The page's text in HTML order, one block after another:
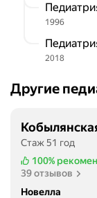
1996
2018
Другие
Стаж 51 год
100%
39 отзывов
Новелла